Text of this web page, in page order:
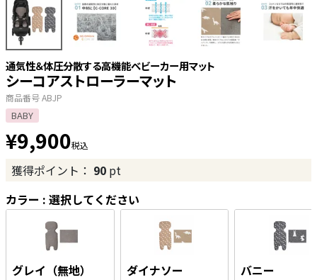
通気性＆体圧分散する高機能ベビーカー用マット
シーコアストローラーマット
商品番号ABJP
BABY
¥9,900税込
獲得ポイント： 90 pt
カラー
選択してください
グレイ（無地） ダイナソー バニー